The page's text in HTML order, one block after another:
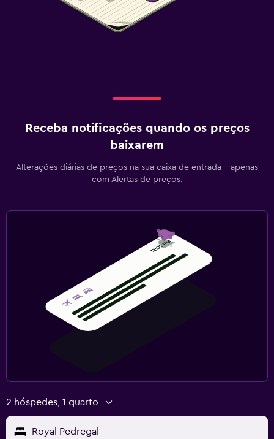
Receba notificações quando os preços
baixarem
Alterações diárias de preços na sua caixa de entrada - apenas
com Alertas de preços.
2 hóspedes, 1 quarto
Royal Pedregal